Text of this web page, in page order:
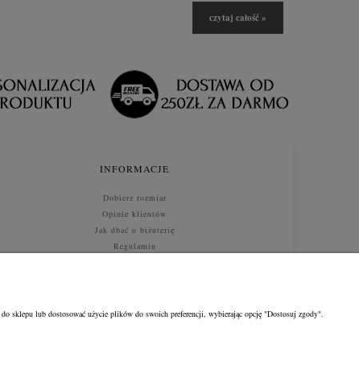
czytaj całość »
INFORMACJE
Dobierz rozmiar
Opinie klientów
Jak dbać o biżuterię
Regulamin
sklepu lub dostosować użycie plików do swoich preferencji, wybierając opcję "Dostosuj zgody".